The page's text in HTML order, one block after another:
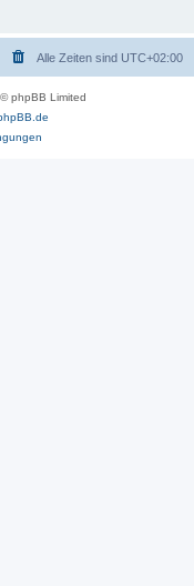
Alle Zeiten sind UTC+02:00
phpBB Limited